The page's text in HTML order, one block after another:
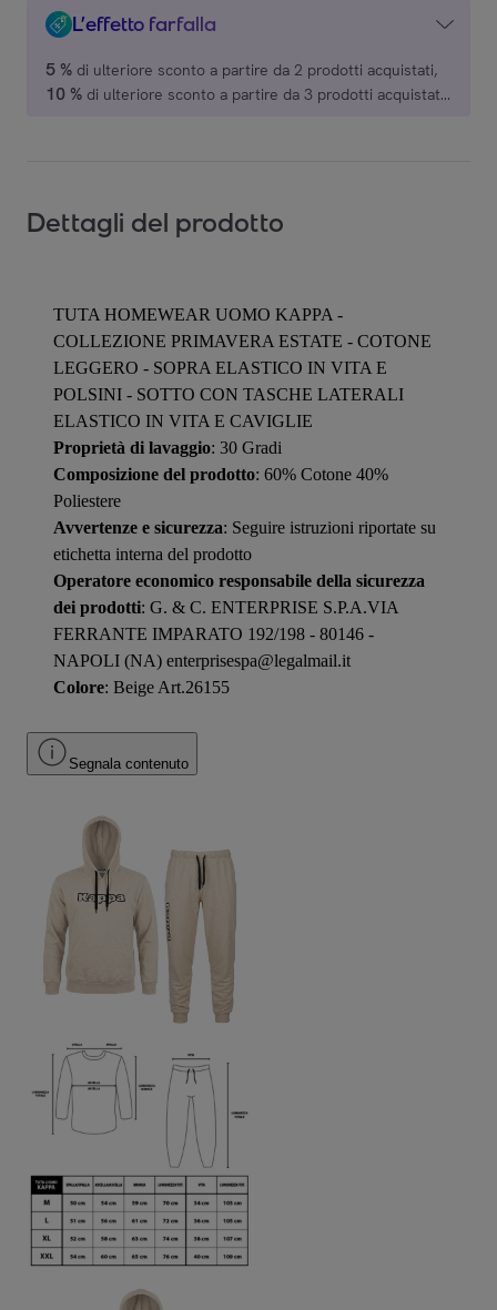
L’effetto farfalla
5 % di ulteriore sconto a partire da 2 prodotti acquistati,
10 % di ulteriore sconto a partire da 3 prodotti acquistati,
Dettagli del prodotto
TUTA HOMEWEAR UOMO KAPPA -
COLLEZIONE PRIMAVERA ESTATE - COTONE
LEGGERO - SOPRA ELASTICO IN VITA E
POLSINI - SOTTO CON TASCHE LATERALI
ELASTICO IN VITA E CAVIGLIE
Proprietà di lavaggio: 30 Gradi
Composizione del prodotto: 60% Cotone 40%
Poliestere
Avvertenze e sicurezza: Seguire istruzioni riportate su
etichetta interna del prodotto
Operatore economico responsabile della sicurezza
dei prodotti: G. & C. ENTERPRISE S.P.A.VIA
FERRANTE IMPARATO 192/198 - 80146 -
NAPOLI (NA) enterprisespa@legalmail.it
Colore: Beige Art.26155
Segnala contenuto